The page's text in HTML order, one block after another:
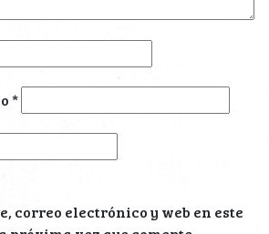
*
correo electrónico y web en este